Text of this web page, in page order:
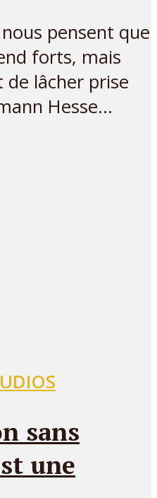
pensent que
forts, mais
de lâcher prise
Hesse...
sans
une